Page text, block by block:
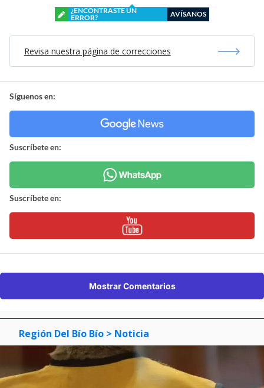
¿ENCONTRASTE UN
ERROR?
AVÍSANOS
Revisa nuestra página de correcciones
Síguenos en:
Suscríbete en:
Suscríbete en:
Mostrar Comentarios
Región Del Bío Bío > Noticia